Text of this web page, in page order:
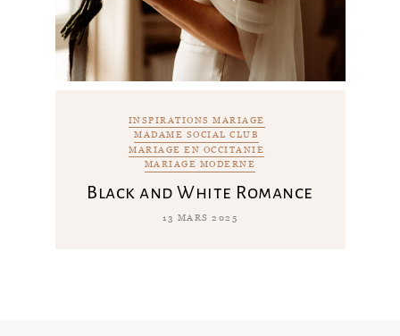
INSPIRATIONS MARIAGE
MADAME SOCIAL CLUB
MARIAGE EN OCCITANIE
MARIAGE MODERNE
Black and White Romance
13 MARS 2025